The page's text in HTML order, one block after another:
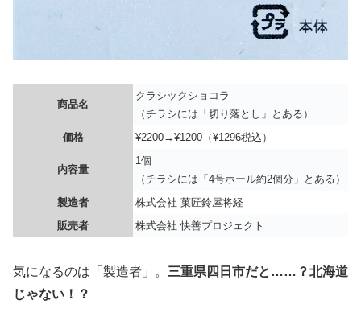
商品名
クラシックショコラ
（チラシには「切り落とし」とある）
価格
¥2200→¥1200（¥1296税込）
内容量
1個
（チラシには「4号ホール約2個分」とある）
製造者
株式会社 菓匠鈴屋将経
販売者
株式会社 快善プロジェクト
気になるのは「製造者」。 三重県四日市だと……？北海道
じゃない！？